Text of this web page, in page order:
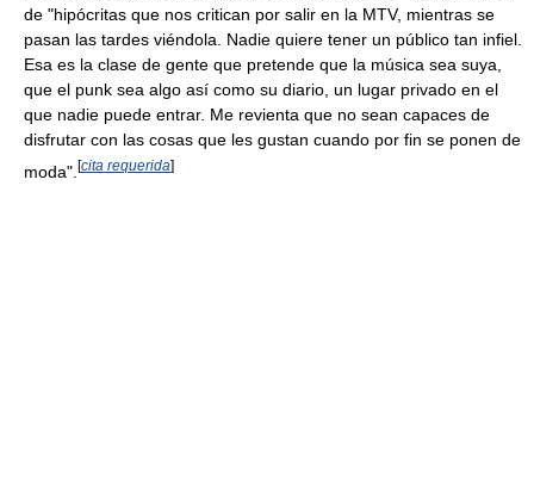
de "hipócritas que nos critican por salir en la MTV, mientras se
pasan las tardes viéndola. Nadie quiere tener un público tan infiel.
Esa es la clase de gente que pretende que la música sea suya,
que el punk sea algo así como su diario, un lugar privado en el
que nadie puede entrar. Me revienta que no sean capaces de
disfrutar con las cosas que les gustan cuando por fin se ponen de
moda". [cita requerida]